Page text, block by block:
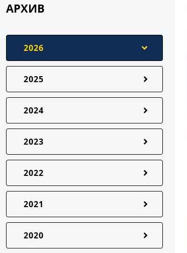
АРХИВ
2026
2025
2024
2023
2022
2021
2020